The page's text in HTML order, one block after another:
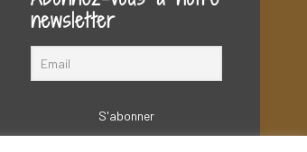
newsletter